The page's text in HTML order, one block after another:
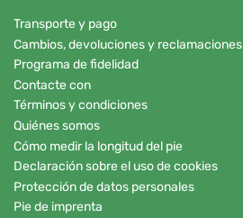
Transporte y pago
Cambios, devoluciones y reclamaciones
Programa de fidelidad
Contacte con
Términos y condiciones
Quiénes somos
Cómo medir la longitud del pie
Declaración sobre el uso de cookies
Protección de datos personales
Pie de imprenta